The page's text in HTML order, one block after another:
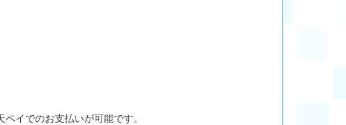
イでのお支払いが可能です。